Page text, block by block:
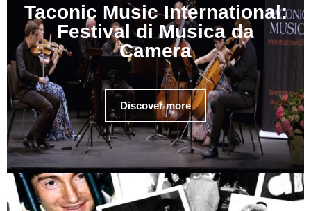
Taconic Music International:
Festival di Musica da
Camera
Discover more